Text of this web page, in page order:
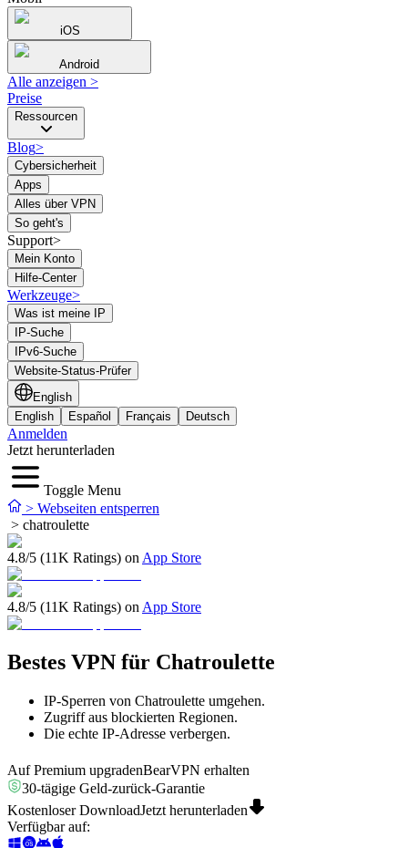
iOS
Android
Alle anzeigen >
Preise
Ressourcen
Blog>
Cybersicherheit
Apps
Alles über VPN
So geht's
Support>
Mein Konto
Hilfe-Center
Werkzeuge>
Was ist meine IP
IP-Suche
IPv6-Suche
Website-Status-Prüfer
English
English
Español Français Deutsch
Anmelden
Jetzt herunterladen
Toggle Menu
> Webseiten entsperren
> chatroulette
4.8/5 (11K Ratings) on App Store
4.8/5 (11K Ratings) on App Store
Bestes VPN für Chatroulette
IP-Sperren von Chatroulette umgehen.
Zugriff aus blockierten Regionen.
Die echte IP-Adresse verbergen.
Auf Premium upgradenBearVPN erhalten
30-tägige Geld-zurück-Garantie
Kostenloser DownloadJetzt herunterladen
Verfügbar auf: